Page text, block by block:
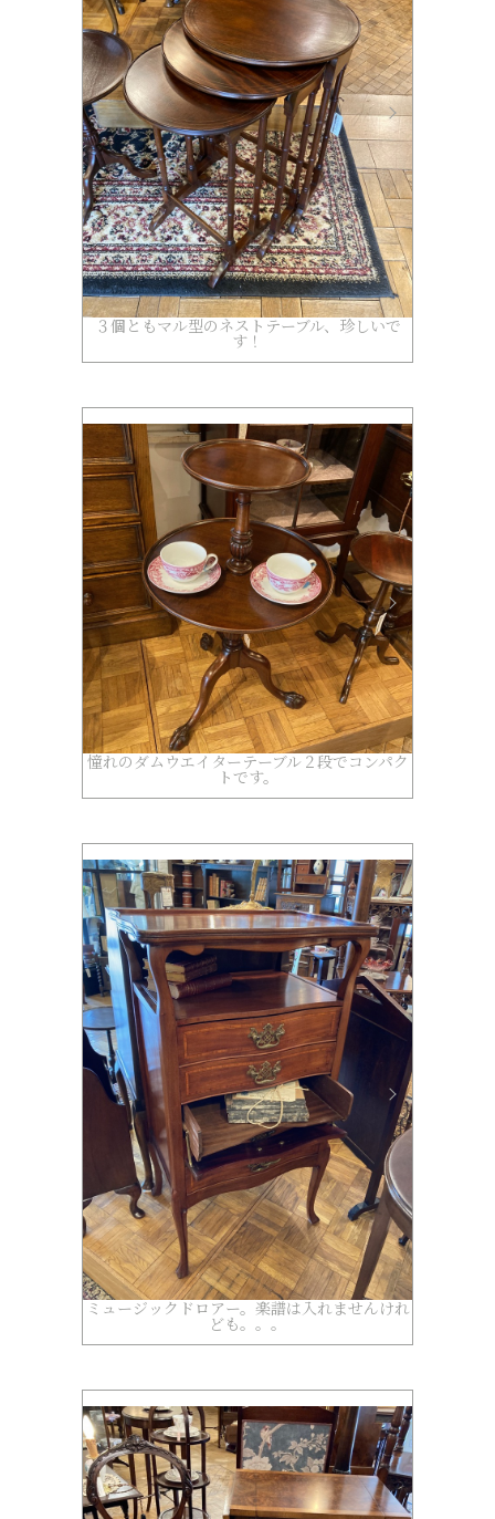
３個ともマル型のネストテーブル、珍しいで
す！
憧れのダムウエイターテーブル２段でコンパク
トです。
ミュージックドロアー。楽譜は入れませんけれ
ども。。。